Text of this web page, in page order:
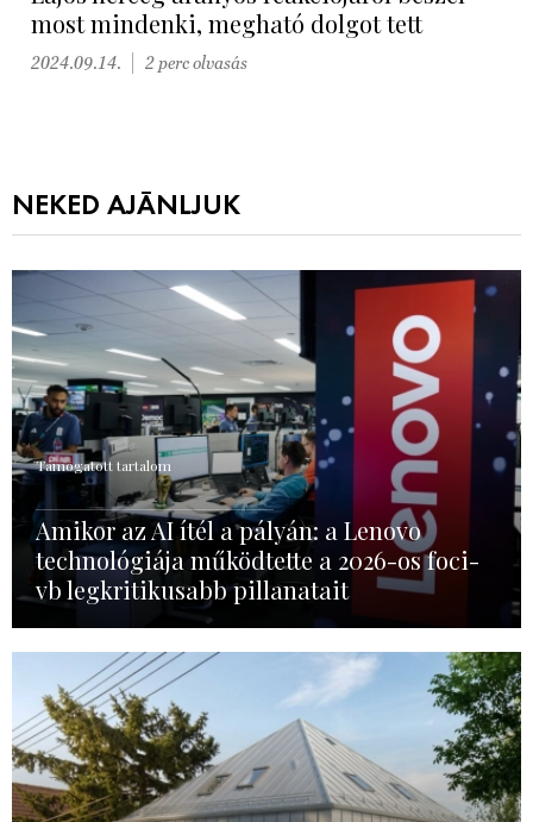
most mindenki, megható dolgot tett
2024.09.14. 2 perc olvasás
NEKED AJÁNLJUK
Támogatott tartalom
Amikor az AI ítél a pályán: a Lenovo
technológiája működtette a 2026-os foci-
vb legkritikusabb pillanatait